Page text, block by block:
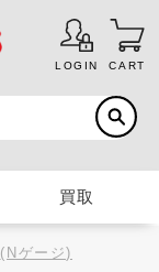
LOGIN CART
買取
(Nゲージ)